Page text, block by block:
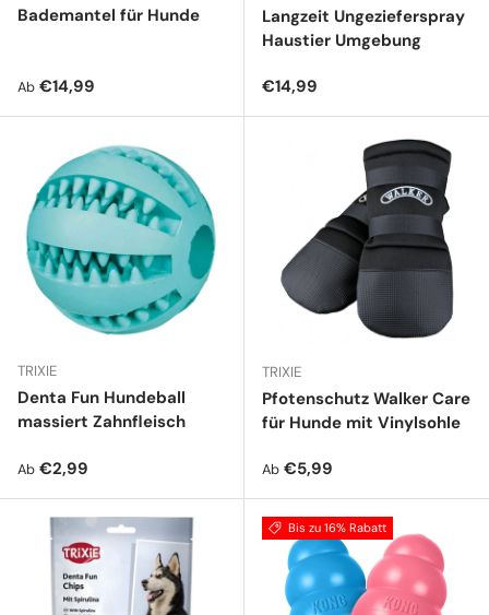
Bademantel für Hunde
Normaler Preis
Ab €14,99
Langzeit Ungezieferspray
Haustier Umgebung
Normaler Preis
€14,99
TRIXIE
Denta Fun Hundeball
massiert Zahnfleisch
Normaler Preis
Ab €2,99
TRIXIE
Pfotenschutz Walker Care
für Hunde mit Vinylsohle
Normaler Preis
Ab €5,99
Bis zu 16% Rabatt